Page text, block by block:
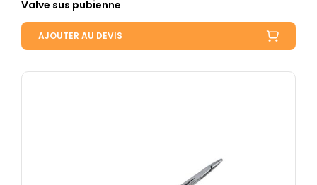
Valve sus pubienne
AJOUTER AU DEVIS